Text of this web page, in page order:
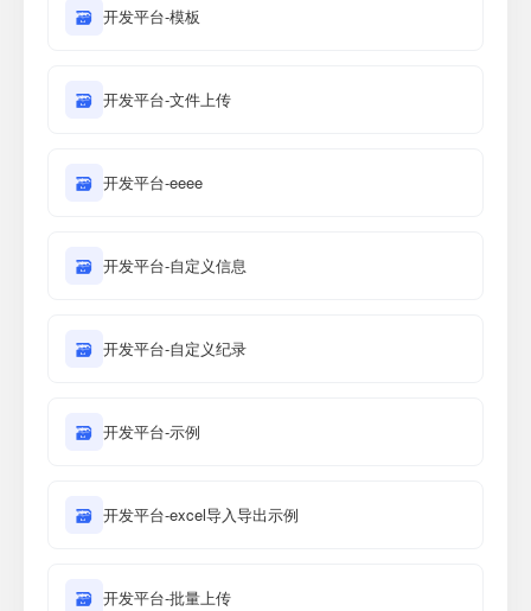
🗃 开发平台-模板
🗃 开发平台-文件上传
🗃 开发平台-eeee
🗃 开发平台-自定义信息
🗃 开发平台-自定义纪录
🗃 开发平台-示例
🗃 开发平台-excel导入导出示例
🗃 开发平台-批量上传